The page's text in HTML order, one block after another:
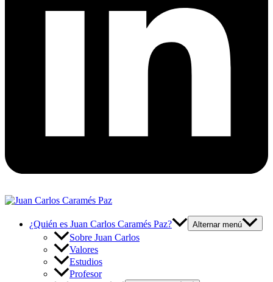
¿Quién es Juan Carlos Caramés Paz? Alternar menú
Sobre Juan Carlos
Valores
Estudios
Profesor